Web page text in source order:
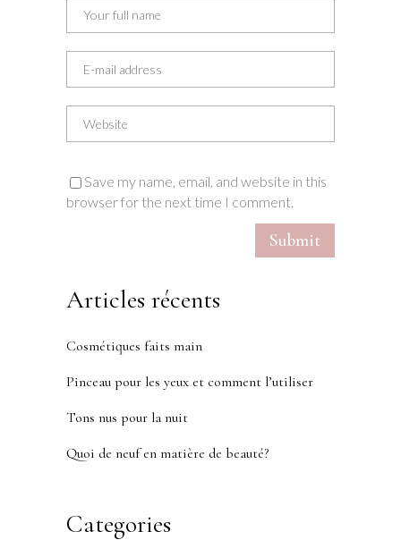
Save my name, email, and website in this
browser for the next time I comment.
Articles récents
Cosmétiques faits main
Pinceau pour les yeux et comment l’utiliser
Tons nus pour la nuit
Quoi de neuf en matière de beauté?
Categories